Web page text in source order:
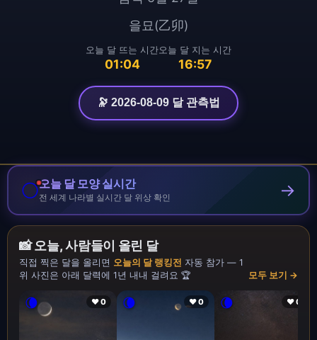
을묘(乙卯)
오늘 달 뜨는 시간
01:04
오늘 달 지는 시간
16:57
🔭 2026-08-09 달 관측법
🌕오늘 달 모양 실시간
전 세계 나라별 실시간 달 위상 확인 →
📸 오늘, 사람들이 올린 달
직접 찍은 달을 올리면 오늘의 달 랭킹전 자동 참가 — 1
위 사진은 아래 달력에 1년 내내 걸려요 🏆
모두 보기 →
🌘 ❤ 0 🌘 ❤ 0 🌘 ❤ 0